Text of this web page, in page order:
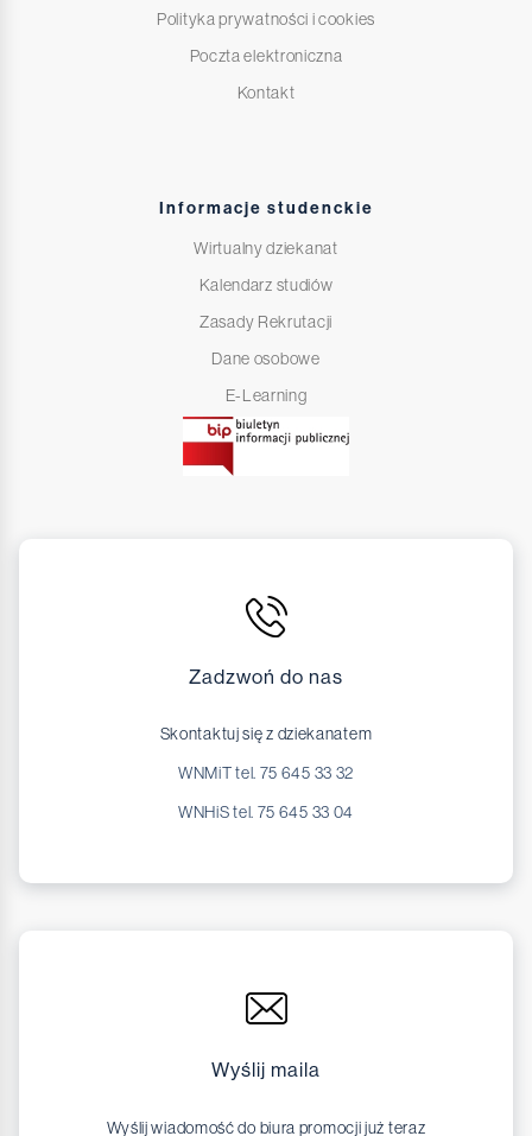
Polityka prywatności i cookies
Poczta elektroniczna
Kontakt
Informacje studenckie
Wirtualny dziekanat
Kalendarz studiów
Zasady Rekrutacji
Dane osobowe
E-Learning
Zadzwoń do nas
Skontaktuj się z dziekanatem
WNMiT tel. 75 645 33 32
WNHiS tel. 75 645 33 04
Wyślij maila
Wyślij wiadomość do biura promocji już teraz